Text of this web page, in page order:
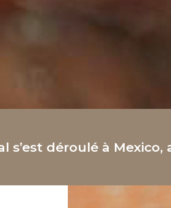
s’est déroulé à Mexico,